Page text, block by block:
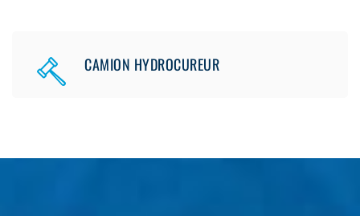
CAMION HYDROCUREUR